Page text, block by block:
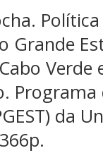
Grande
Verde
da